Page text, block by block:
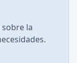
la